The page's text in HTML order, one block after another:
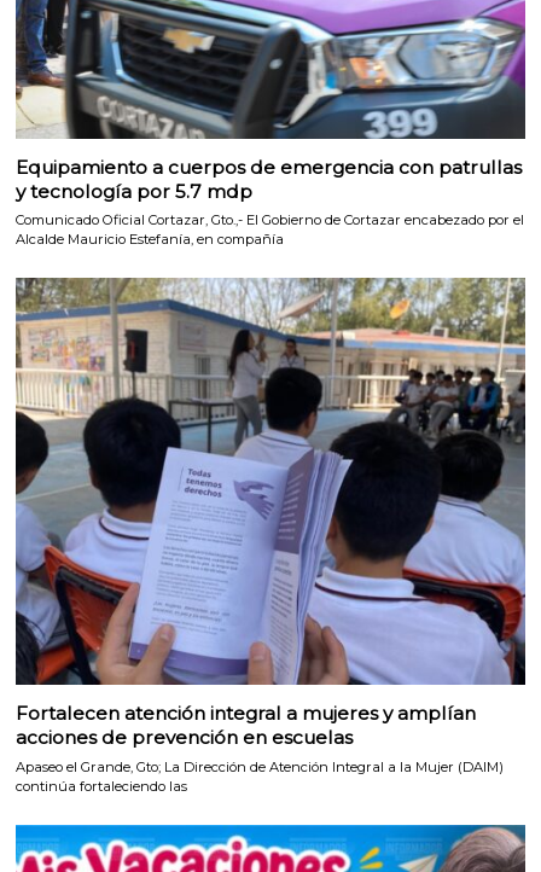
Equipamiento a cuerpos de emergencia con patrullas
y tecnología por 5.7 mdp
Comunicado Oficial Cortazar, Gto.,- El Gobierno de Cortazar encabezado por el
Alcalde Mauricio Estefanía, en compañía
Fortalecen atención integral a mujeres y amplían
acciones de prevención en escuelas
Apaseo el Grande, Gto; La Dirección de Atención Integral a la Mujer (DAIM)
continúa fortaleciendo las